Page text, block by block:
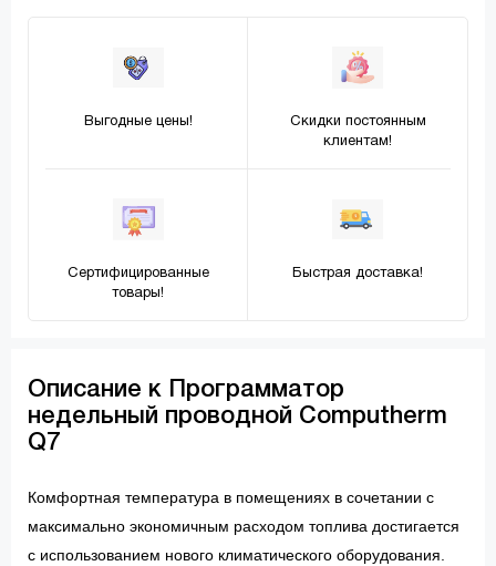
Выгодные цены!
Скидки постоянным
клиентам!
Сертифицированные
товары!
Быстрая доставка!
Описание к Программатор
недельный проводной Сomputherm
Q7
Комфортная температура в помещениях в сочетании с
максимально экономичным расходом топлива достигается
с использованием нового климатического оборудования.